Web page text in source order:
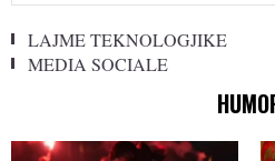
LAJME TEKNOLOGJIKE
MEDIA SOCIALE